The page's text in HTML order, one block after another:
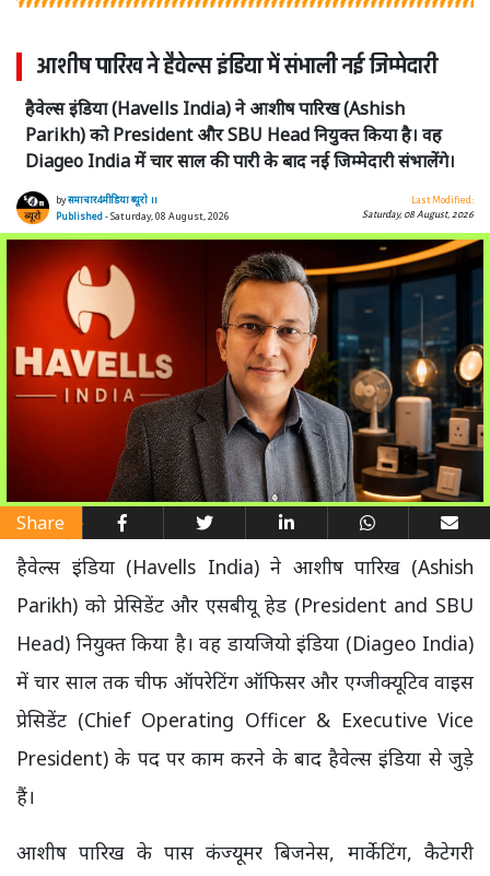
आशीष पारिख ने हैवेल्स इंडिया में संभाली नई जिम्मेदारी
हैवेल्स इंडिया (Havells India) ने आशीष पारिख (Ashish
Parikh) को President और SBU Head नियुक्त किया है। वह
Diageo India में चार साल की पारी के बाद नई जिम्मेदारी संभालेंगे।
byसमाचार4मीडिया ब्यूरो ।।
Published - Saturday, 08 August, 2026
Last Modified:
Saturday, 08 August, 2026
Share
हैवेल्स इंडिया (Havells India) ने आशीष पारिख (Ashish
Parikh) को प्रेसिडेंट और एसबीयू हेड (President and SBU
Head) नियुक्त किया है। वह डायजियो इंडिया (Diageo India)
में चार साल तक चीफ ऑपरेटिंग ऑफिसर और एग्जीक्यूटिव वाइस
प्रेसिडेंट (Chief Operating Officer & Executive Vice
President) के पद पर काम करने के बाद हैवेल्स इंडिया से जुड़े
हैं।
आशीष पारिख के पास कंज्यूमर बिजनेस, मार्केटिंग, कैटेगरी